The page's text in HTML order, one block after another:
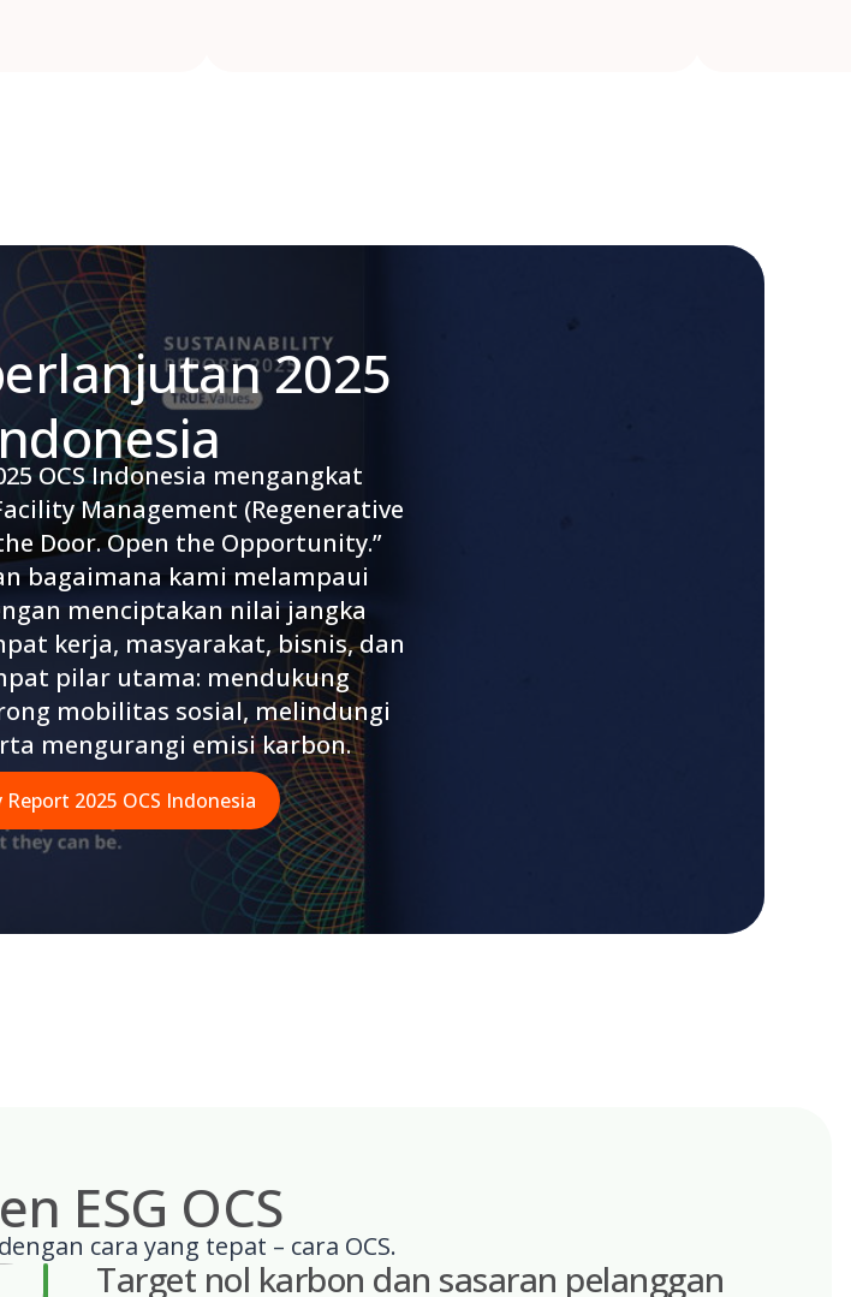
2025
OCS Indonesia mengangkat
Management (Regenerative
Door. Open the Opportunity.”
bagaimana kami melampaui
menciptakan nilai jangka
kerja, masyarakat, bisnis, dan
pilar utama: mendukung
mobilitas sosial, melindungi
mengurangi emisi karbon.
2025 OCS Indonesia
ESG OCS
cara yang tepat – cara OCS.
Target nol karbon dan sasaran pelanggan